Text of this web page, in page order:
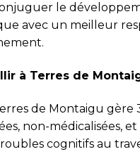
le
avec un meilleur
à Terres de
de Montaigu gère
non-médicalisées, et
cognitifs au